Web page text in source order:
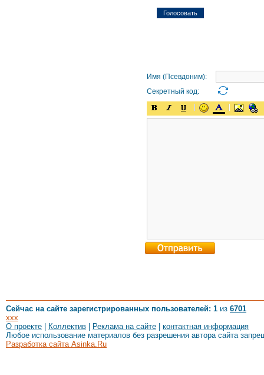
Имя (Псевдоним):
Секретный код:
Сейчас на сайте зарегистрированных пользователей: 1 из 6701
xxx
О проекте
Коллектив Реклама на сайте
контактная информация
Любое использование материалов без разрешения автора сайта
Разработка сайта Asinka.Ru